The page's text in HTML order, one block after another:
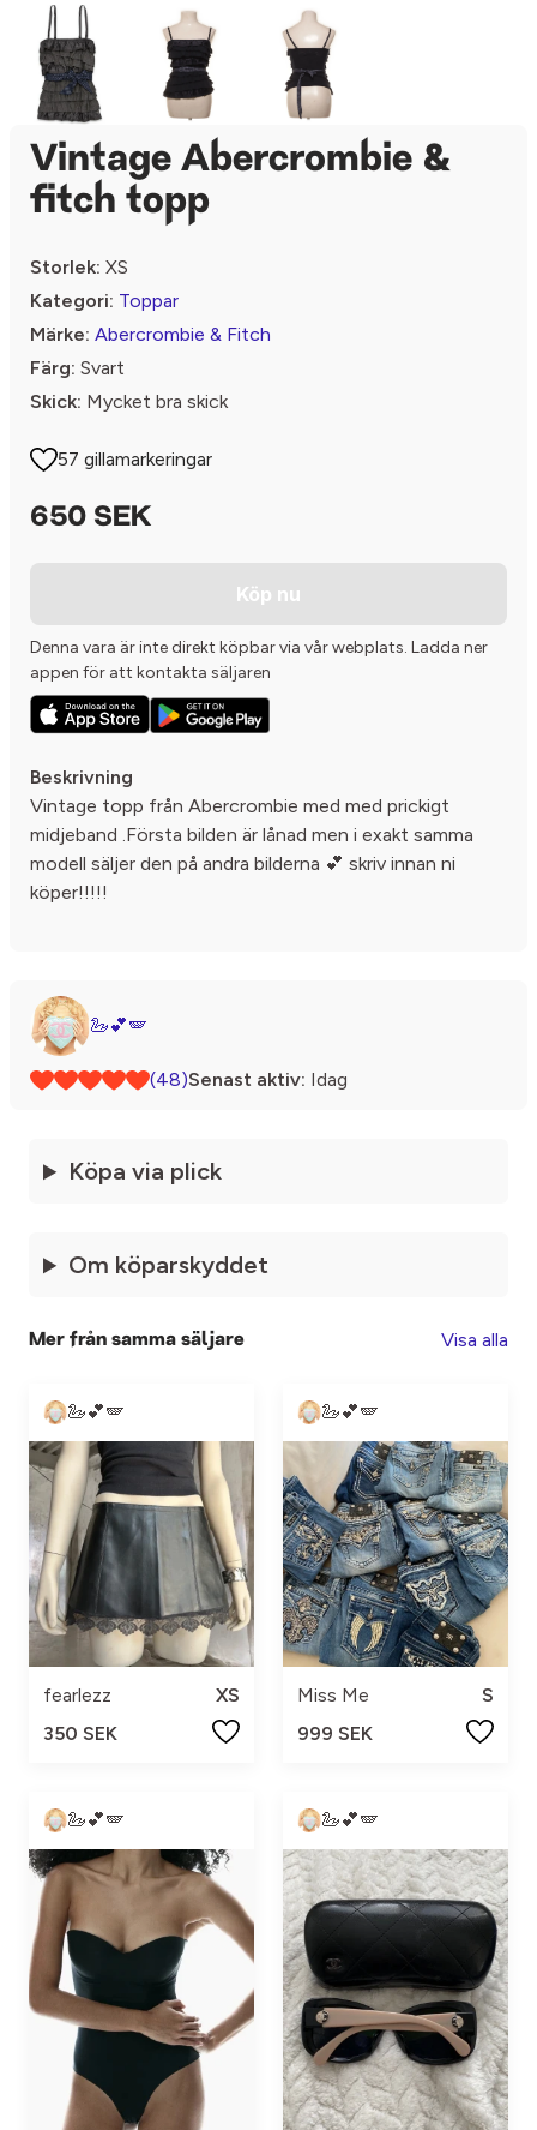
Vintage Abercrombie &
fitch topp
Storlek: XS
Kategori: Toppar
Märke: Abercrombie & Fitch
Färg: Svart
Skick: Mycket bra skick
57 gillamarkeringar
650 SEK
Köp nu
Denna vara är inte direkt köpbar via vår webplats. Ladda ner
appen för att kontakta säljaren
Beskrivning
Vintage topp från Abercrombie med med prickigt
midjeband .Första bilden är lånad men i exakt samma
modell säljer den på andra bilderna 💕 skriv innan ni
köper!!!!!
🦢💕🪽
(48)Senast aktiv: Idag
Köpa via plick
Om köparskyddet
Mer från samma säljare Visa alla
🦢💕🪽
fearlezz
XS
350 SEK
🦢💕🪽
Miss Me
S
999 SEK
🦢💕🪽 🦢💕🪽